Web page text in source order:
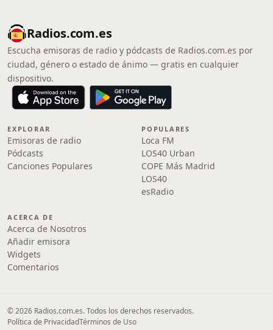
Radios.com.es
Escucha emisoras de radio y pódcasts de Radios.com.es por
ciudad, género o estado de ánimo — gratis en cualquier
dispositivo.
EXPLORAR
Emisoras de radio
Pódcasts
Canciones Populares
POPULARES
Loca FM
LOS40 Urban
COPE Más Madrid
LOS40
esRadio
ACERCA DE
Acerca de Nosotros
Añadir emisora
Widgets
Comentarios
© 2026 Radios.com.es. Todos los derechos reservados.
Política de PrivacidadTérminos de Uso